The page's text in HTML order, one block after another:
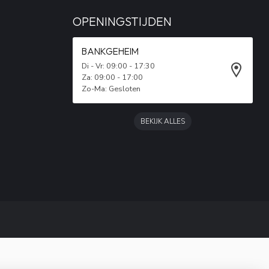
OPENINGSTIJDEN
BANKGEHEIM
Di - Vr: 09:00 - 17:30
Za: 09:00 - 17:00
Zo-Ma: Gesloten
BEKIJK ALLES